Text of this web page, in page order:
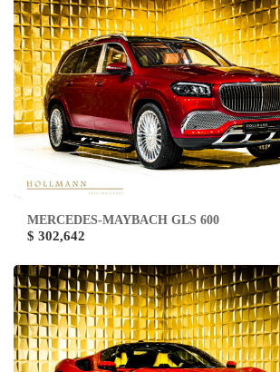
MERCEDES-MAYBACH GLS 600
$ 302,642